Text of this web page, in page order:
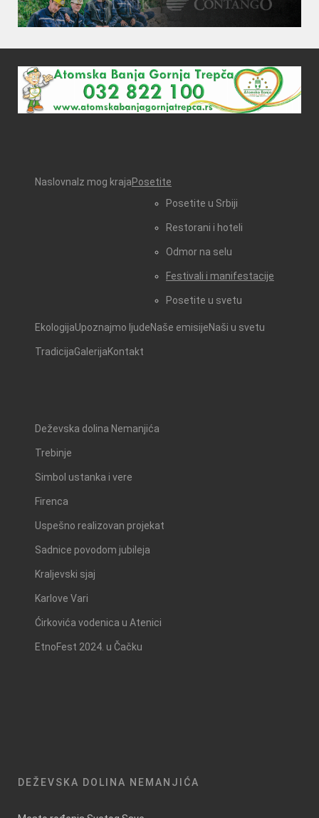
Naslovna Iz mog krajaPosetite
Posetite u Srbiji
Restorani i hoteli
Odmor na selu
Festivali i manifestacije
Posetite u svetu
EkologijaUpoznajmo ljudeNaše emisijeNaši u svetu
TradicijaGalerijaKontakt
Deževska dolina Nemanjića
Trebinje
Simbol ustanka i vere
Firenca
Uspešno realizovan projekat
Sadnice povodom jubileja
Kraljevski sjaj
Karlove Vari
Ćirkovića vodenica u Atenici
EtnoFest 2024. u Čačku
DEŽEVSKA DOLINA NEMANJIĆA